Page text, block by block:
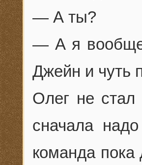
— А ты?
— А я вообще
Джейн и чуть
Олег не
сначала
команда